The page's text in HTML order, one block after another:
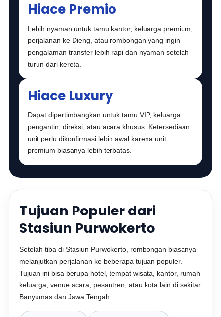
Hiace Premio
Lebih nyaman untuk tamu kantor, keluarga premium,
perjalanan ke Dieng, atau rombongan yang ingin
pengalaman transfer lebih rapi dan nyaman setelah
turun dari kereta.
Hiace Luxury
Dapat dipertimbangkan untuk tamu VIP, keluarga
pengantin, direksi, atau acara khusus. Ketersediaan
unit perlu dikonfirmasi lebih awal karena unit
premium biasanya lebih terbatas.
Tujuan Populer dari
Stasiun Purwokerto
Setelah tiba di Stasiun Purwokerto, rombongan biasanya
melanjutkan perjalanan ke beberapa tujuan populer.
Tujuan ini bisa berupa hotel, tempat wisata, kantor, rumah
keluarga, venue acara, pesantren, atau kota lain di sekitar
Banyumas dan Jawa Tengah.